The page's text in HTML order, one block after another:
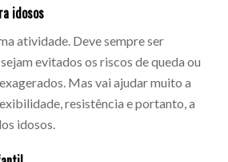
idosos
atividade. Deve sempre ser
evitados os riscos de queda ou
Mas vai ajudar muito a
resistência e portanto, a
idosos.